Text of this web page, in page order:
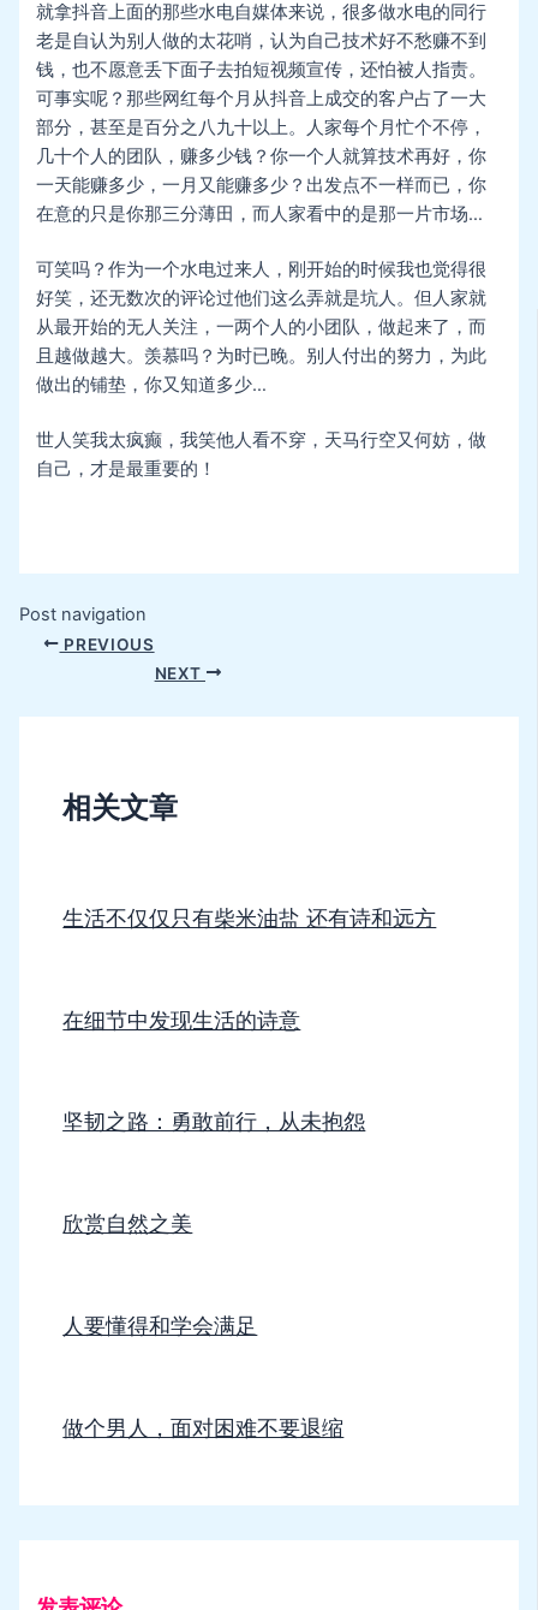
就拿抖音上面的那些水电自媒体来说，很多做水电的同行
老是自认为别人做的太花哨，认为自己技术好不愁赚不到
钱，也不愿意丢下面子去拍短视频宣传，还怕被人指责。
可事实呢？那些网红每个月从抖音上成交的客户占了一大
部分，甚至是百分之八九十以上。人家每个月忙个不停，
几十个人的团队，赚多少钱？你一个人就算技术再好，你
一天能赚多少，一月又能赚多少？出发点不一样而已，你
在意的只是你那三分薄田，而人家看中的是那一片市场…
可笑吗？作为一个水电过来人，刚开始的时候我也觉得很
好笑，还无数次的评论过他们这么弄就是坑人。但人家就
从最开始的无人关注，一两个人的小团队，做起来了，而
且越做越大。羡慕吗？为时已晚。别人付出的努力，为此
做出的铺垫，你又知道多少…
世人笑我太疯癫，我笑他人看不穿，天马行空又何妨，做
自己，才是最重要的！
Post navigation
PREVIOUS
NEXT
相关文章
生活不仅仅只有柴米油盐 还有诗和远方
在细节中发现生活的诗意
坚韧之路：勇敢前行，从未抱怨
欣赏自然之美
人要懂得和学会满足
做个男人，面对困难不要退缩